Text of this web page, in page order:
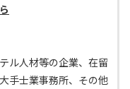
ル人材等の企業、在留
手士業事務所、その他